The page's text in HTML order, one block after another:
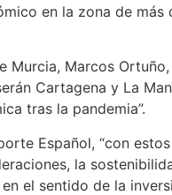
en la zona de
Marcos
Cartagena y La
tras la pandemia”.
Español, “con
la
el sentido de la